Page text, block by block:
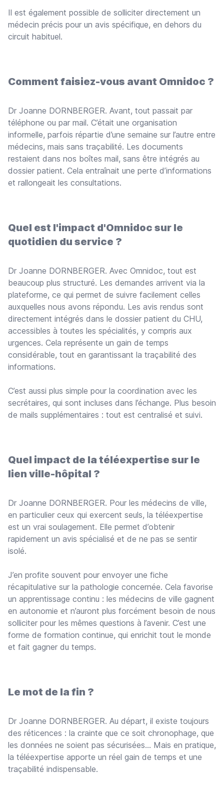
Il est également possible de solliciter directement un
médecin précis pour un avis spécifique, en dehors du
circuit habituel.
Comment faisiez-vous avant Omnidoc ?
Dr Joanne DORNBERGER. Avant, tout passait par
téléphone ou par mail. C’était une organisation
informelle, parfois répartie d’une semaine sur l’autre entre
médecins, mais sans traçabilité. Les documents
restaient dans nos boîtes mail, sans être intégrés au
dossier patient. Cela entraînait une perte d’informations
et rallongeait les consultations.
Quel est l'impact d'Omnidoc sur le
quotidien du service ?
Dr Joanne DORNBERGER. Avec Omnidoc, tout est
beaucoup plus structuré. Les demandes arrivent via la
plateforme, ce qui permet de suivre facilement celles
auxquelles nous avons répondu. Les avis rendus sont
directement intégrés dans le dossier patient du CHU,
accessibles à toutes les spécialités, y compris aux
urgences. Cela représente un gain de temps
considérable, tout en garantissant la traçabilité des
informations.
C’est aussi plus simple pour la coordination avec les
secrétaires, qui sont incluses dans l’échange. Plus besoin
de mails supplémentaires : tout est centralisé et suivi.
Quel impact de la téléexpertise sur le
lien ville-hôpital ?
Dr Joanne DORNBERGER. Pour les médecins de ville,
en particulier ceux qui exercent seuls, la téléexpertise
est un vrai soulagement. Elle permet d’obtenir
rapidement un avis spécialisé et de ne pas se sentir
isolé.
J’en profite souvent pour envoyer une fiche
récapitulative sur la pathologie concernée. Cela favorise
un apprentissage continu : les médecins de ville gagnent
en autonomie et n’auront plus forcément besoin de nous
solliciter pour les mêmes questions à l’avenir. C’est une
forme de formation continue, qui enrichit tout le monde
et fait gagner du temps.
Le mot de la fin ?
Dr Joanne DORNBERGER. Au départ, il existe toujours
des réticences : la crainte que ce soit chronophage, que
les données ne soient pas sécurisées… Mais en pratique,
la téléexpertise apporte un réel gain de temps et une
traçabilité indispensable.